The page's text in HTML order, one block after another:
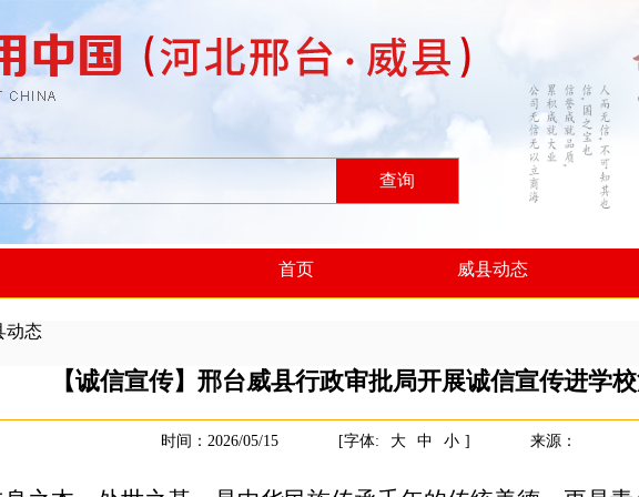
查询
首页 威县动态
动态
【诚信宣传】邢台威县行政审批局开展诚信宣传进学
时间：2026/05/15 [字体: 大 中 小 ] 来源：